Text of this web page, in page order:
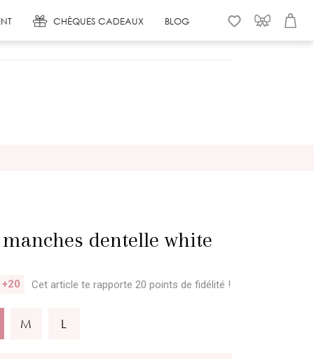
CHÈQUES CADEAUX BLOG
dentelle white
+20 Cet article te rapporte 20 points de fidélité !
M L